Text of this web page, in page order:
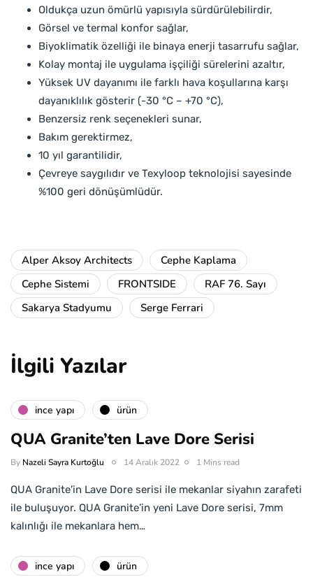
Oldukça uzun ömürlü yapısıyla sürdürülebilirdir,
Görsel ve termal konfor sağlar,
Biyoklimatik özelliği ile binaya enerji tasarrufu sağlar,
Kolay montaj ile uygulama işçiliği sürelerini azaltır,
Yüksek UV dayanımı ile farklı hava koşullarına karşı
dayanıklılık gösterir (-30 °C – +70 °C),
Benzersiz renk seçenekleri sunar,
Bakım gerektirmez,
10 yıl garantilidir,
Çevreye saygılıdır ve Texyloop teknolojisi sayesinde
%100 geri dönüşümlüdür.
Alper Aksoy Architects
Cephe Kaplama
Cephe Sistemi
FRONTSIDE
RAF 76. Sayı
Sakarya Stadyumu
Serge Ferrari
İlgili Yazılar
i̇nce yapı ürün
QUA Granite’ten Lave Dore Serisi
By Nazeli Sayra Kurtoğlu 14 Aralık 2022 1 Mins read
QUA Granite’in Lave Dore serisi ile mekanlar siyahın zarafeti
ile buluşuyor. QUA Granite’in yeni Lave Dore serisi, 7mm
kalınlığı ile mekanlara hem…
i̇nce yapı ürün